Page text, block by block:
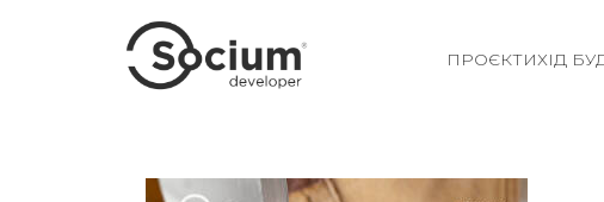
ПРОЄКТИХІД